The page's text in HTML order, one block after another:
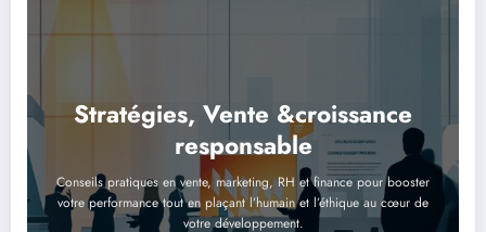
Stratégies, Vente &croissance
responsable
Conseils pratiques en vente, marketing, RH et finance pour booster
votre performance tout en plaçant l’humain et l’éthique au cœur de
votre développement.